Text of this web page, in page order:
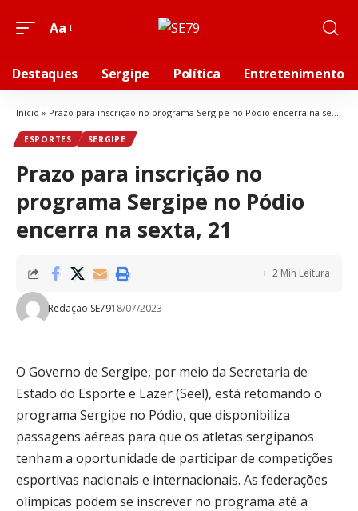
Aa
Destaques Sergipe Política Entretenimento
Início » Prazo para inscrição no programa Sergipe no Pódio encerra na sexta, 21
ESPORTES SERGIPE
Prazo para inscrição no
programa Sergipe no Pódio
encerra na sexta, 21
Redação SE7918/07/2023
2 Min Leitura
O Governo de Sergipe, por meio da Secretaria de
Estado do Esporte e Lazer (Seel), está retomando o
programa Sergipe no Pódio, que disponibiliza
passagens aéreas para que os atletas sergipanos
tenham a oportunidade de participar de competições
esportivas nacionais e internacionais. As federações
olímpicas podem se inscrever no programa até a